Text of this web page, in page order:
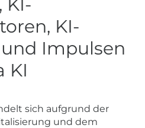
KI-
KI-
Impulsen
K​​I
sich aufgrund der
und dem